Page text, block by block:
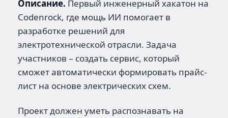
Описание. Первый инженерный хакатон на
Codenrock, где мощь ИИ помогает в
разработке решений для
электротехнической отрасли. Задача
участников – создать сервис, который
сможет автоматически формировать прайс-
лист на основе электрических схем.
Проект должен уметь распознавать на